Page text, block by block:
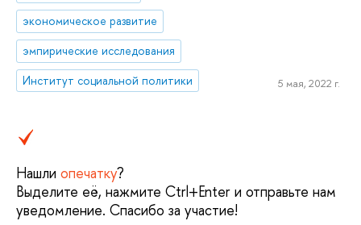
экономическое развитие
эмпирические исследования
Институт социальной политики
5 мая, 2022 г.
Нашли опечатку?
Выделите её, нажмите Ctrl+Enter и отправьте нам
уведомление. Спасибо за участие!